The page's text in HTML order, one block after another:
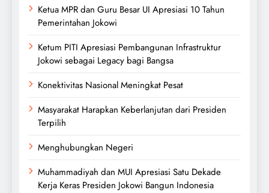
Ketua MPR dan Guru Besar UI Apresiasi 10 Tahun
Pemerintahan Jokowi
Ketum PITI Apresiasi Pembangunan Infrastruktur
Jokowi sebagai Legacy bagi Bangsa
Konektivitas Nasional Meningkat Pesat
Masyarakat Harapkan Keberlanjutan dari Presiden
Terpilih
Menghubungkan Negeri
Muhammadiyah dan MUI Apresiasi Satu Dekade
Kerja Keras Presiden Jokowi Bangun Indonesia